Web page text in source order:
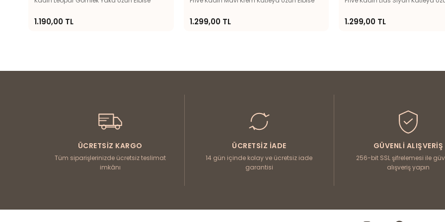
1.190,00 TL 1.299,00 TL 1.299,00 TL
ÜCRETSIZ KARGO
Tüm siparişlerinizde ücretsiz teslimat
imkânı
ÜCRETSIZ İADE
14 gün içinde kolay ve ücretsiz iade
garantisi
GÜVENLI ALIŞVERIŞ
256-bit SSL şifrelemesi ile
alışveriş yapın